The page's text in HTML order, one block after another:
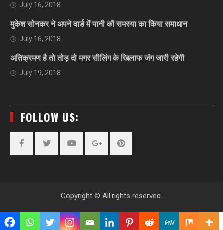
July 16, 2018
मुकेश सोनकर ने अपने वार्ड में पानी की समस्या का किया समाधान
July 16, 2018
अतिक्रमण है तो तोड़ दो मगर सीलिंग के खिलाफ जंग जारी रहेगी
July 19, 2018
FOLLOW US:
Copyright © All rights reserved.